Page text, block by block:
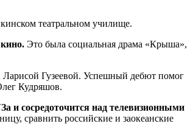
театральном училище.
Это была социальная драма «Крыша»,
Гузеевой. Успешный дебют помог
Кудряшов.
и сосредоточится над телевизионными
сравнить российские и заокеанские